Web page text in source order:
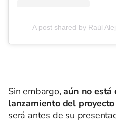
A post shared by Raúl
Sin embargo,aún no
lanzamiento del
será antes de su